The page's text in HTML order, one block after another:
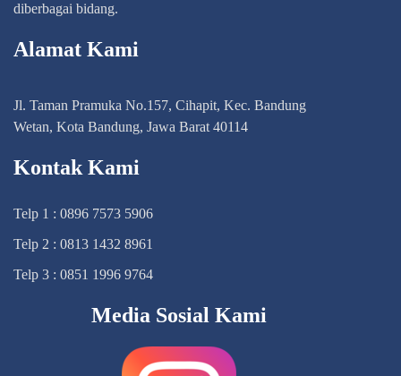
diberbagai bidang.
Alamat Kami
Jl. Taman Pramuka No.157, Cihapit, Kec. Bandung
Wetan, Kota Bandung, Jawa Barat 40114
Kontak Kami
Telp 1 : 0896 7573 5906
Telp 2 : 0813 1432 8961
Telp 3 : 0851 1996 9764
Media Sosial Kami